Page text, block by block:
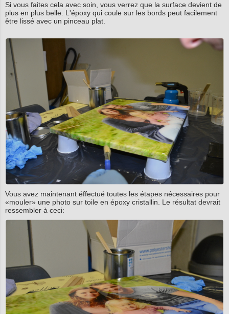
Si vous faites cela avec soin, vous verrez que la surface devient de
plus en plus belle. L'époxy qui coule sur les bords peut facilement
être lissé avec un pinceau plat.
Vous avez maintenant éffectué toutes les étapes nécessaires pour
«mouler» une photo sur toile en époxy cristallin. Le résultat devrait
ressembler à ceci: